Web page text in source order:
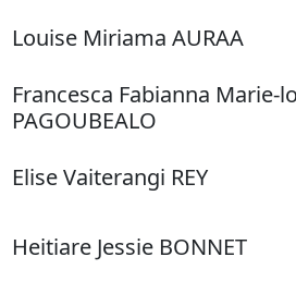
Louise Miriama AURAA
Francesca Fabianna Marie-
PAGOUBEALO
Elise Vaiterangi REY
Heitiare Jessie BONNET